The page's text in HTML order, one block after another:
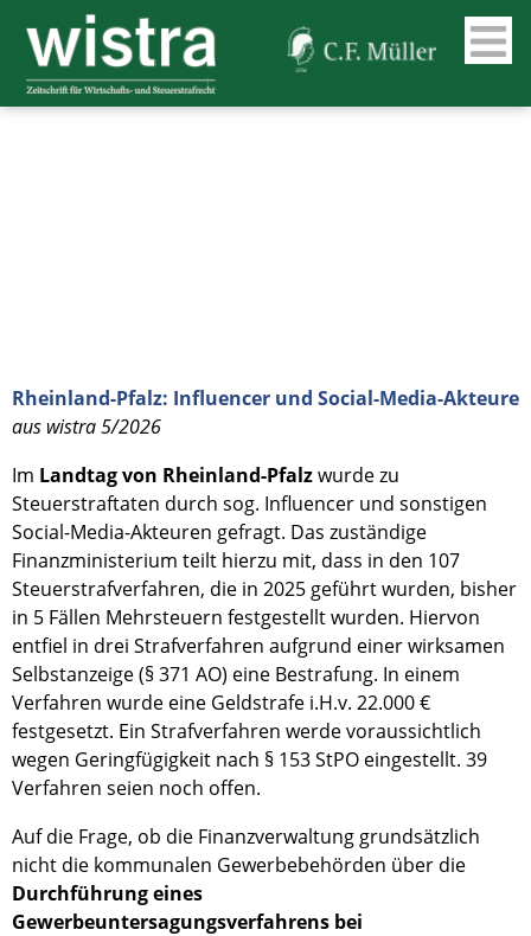
Rheinland-Pfalz: Influencer und Social-Media-Akteure
aus wistra 5/2026
Im Landtag von Rheinland-Pfalzwurde zu
Steuerstraftaten durch sog. Influencer und sonstigen
Social-Media-Akteuren gefragt. Das zuständige
Finanzministerium teilt hierzu mit, dass in den 107
Steuerstrafverfahren, die in 2025 geführt wurden, bisher
in 5 Fällen Mehrsteuern festgestellt wurden. Hiervon
entfiel in drei Strafverfahren aufgrund einer wirksamen
Selbstanzeige (§ 371 AO) eine Bestrafung. In einem
Verfahren wurde eine Geldstrafe i.H.v. 22.000 €
festgesetzt. Ein Strafverfahren werde voraussichtlich
wegen Geringfügigkeit nach § 153 StPO eingestellt. 39
Verfahren seien noch offen.
Auf die Frage, ob die Finanzverwaltung grundsätzlich
nicht die kommunalen Gewerbebehörden über die
Durchführung eines
Gewerbeuntersagungsverfahrens bei